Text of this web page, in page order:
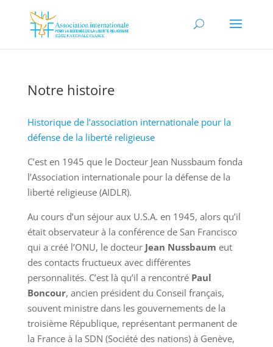
Notre histoire
Historique de l’association internationale pour la
défense de la liberté religieuse
C’est en 1945 que le Docteur Jean Nussbaum fonda
l’Association internationale pour la défense de la
liberté religieuse (AIDLR).
Au cours d’un séjour aux U.S.A. en 1945, alors qu’il
était observateur à la conférence de San Francisco
qui a créé l’ONU, le docteur Jean Nussbaum eut
des contacts fructueux avec différentes
personnalités. C’est là qu’il a rencontré Paul
Boncour, ancien président du Conseil français,
souvent ministre dans les gouvernements de la
troisième République, représentant permanent de
la France à la SDN (Société des nations) à Genève,